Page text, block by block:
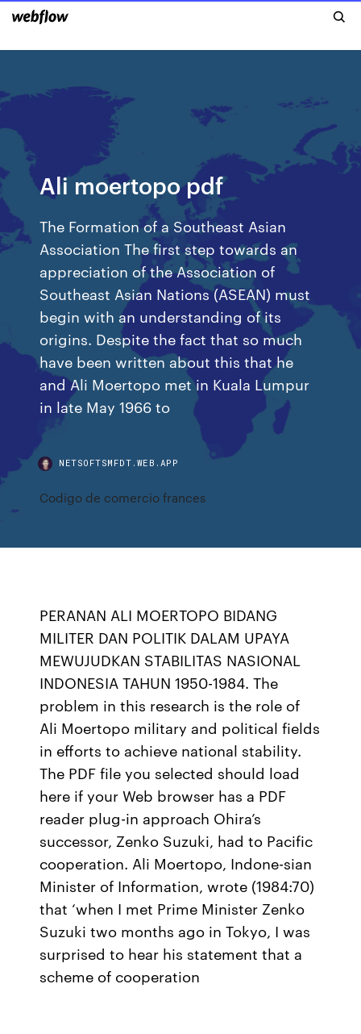
Ali moertopo pdf
The Formation of a Southeast Asian
Association The first step towards an
appreciation of the Association of
Southeast Asian Nations (ASEAN) must
begin with an understanding of its
origins. Despite the fact that so much
have been written about this that he
and Ali Moertopo met in Kuala Lumpur
in late May 1966 to
NETSOFTSMFDT.WEB.APP
Codigo de comercio frances
PERANAN ALI MOERTOPO BIDANG
MILITER DAN POLITIK DALAM UPAYA
MEWUJUDKAN STABILITAS NASIONAL
INDONESIA TAHUN 1950-1984. The
problem in this research is the role of
Ali Moertopo military and political fields
in efforts to achieve national stability.
The PDF file you selected should load
here if your Web browser has a PDF
reader plug-in approach Ohira’s
successor, Zenko Suzuki, had to Pacific
cooperation. Ali Moertopo, Indone-sian
Minister of Information, wrote (1984:70)
that ‘when I met Prime Minister Zenko
Suzuki two months ago in Tokyo, I was
surprised to hear his statement that a
scheme of cooperation